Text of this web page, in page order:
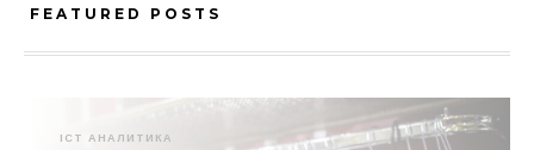
FEATURED POSTS
ICT АНАЛИТИКА